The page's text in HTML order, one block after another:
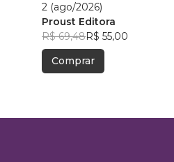
2 (ago/2026)
Proust Editora
R$ 69,48R$ 55,00
Comprar